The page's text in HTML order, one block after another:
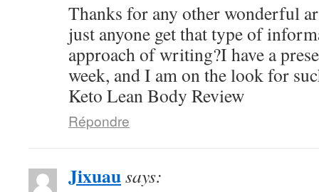
Thanks for any other wonderful
just anyone get that type of
approach of writing?I have a
week, and I am on the look for
Keto Lean Body Review
Répondre
Jixuausays: